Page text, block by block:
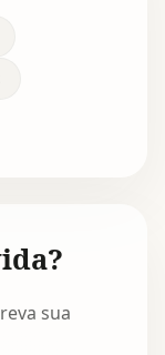
sua